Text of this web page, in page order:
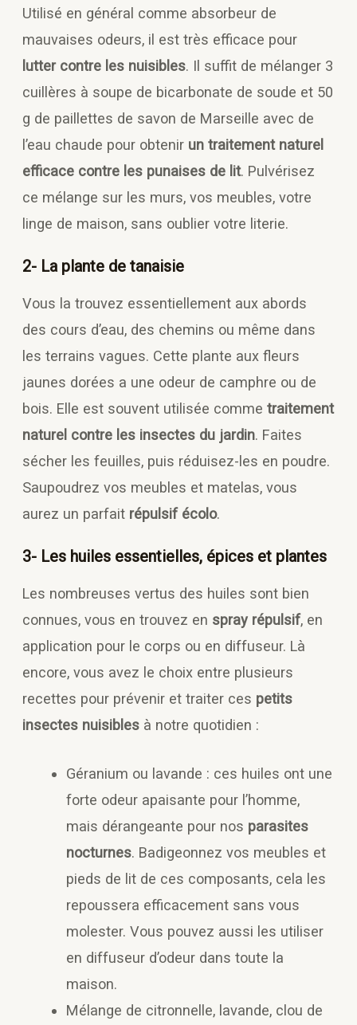
Utilisé en général comme absorbeur de
mauvaises odeurs, il est très efficace pour
lutter contre les nuisibles. Il suffit de mélanger 3
cuillères à soupe de bicarbonate de soude et 50
g de paillettes de savon de Marseille avec de
l’eau chaude pour obtenir un traitement naturel
efficace contre les punaises de lit. Pulvérisez
ce mélange sur les murs, vos meubles, votre
linge de maison, sans oublier votre literie.
2- La plante de tanaisie
Vous la trouvez essentiellement aux abords
des cours d’eau, des chemins ou même dans
les terrains vagues. Cette plante aux fleurs
jaunes dorées a une odeur de camphre ou de
bois. Elle est souvent utilisée commetraitement
naturel contre les insectes du jardin. Faites
sécher les feuilles, puis réduisez-les en poudre.
Saupoudrez vos meubles et matelas, vous
aurez un parfait répulsif écolo.
3- Les huiles essentielles, épices et plantes
Les nombreuses vertus des huiles sont bien
connues, vous en trouvez en spray répulsif, en
application pour le corps ou en diffuseur. Là
encore, vous avez le choix entre plusieurs
recettes pour prévenir et traiter ces petits
insectes nuisibles à notre quotidien :
Géranium ou lavande : ces huiles ont une
forte odeur apaisante pour l’homme,
mais dérangeante pour nos parasites
nocturnes. Badigeonnez vos meubles et
pieds de lit de ces composants, cela les
repoussera efficacement sans vous
molester. Vous pouvez aussi les utiliser
en diffuseur d’odeur dans toute la
maison.
Mélange de citronnelle, lavande, clou de